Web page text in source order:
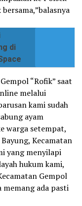
di
“Rofik” saat
melalui
kami sudah
ayam
warga setempat,
Kecamatan
yang menyilapi
hukum kami,
Gempol
memang ada pasti